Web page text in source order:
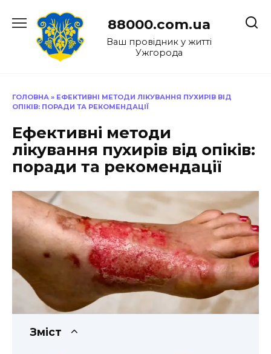
до
88000.com.ua
Ваш провідник у житті
Ужгорода
ГОЛОВНА » ЕФЕКТИВНІ МЕТОДИ ЛІКУВАННЯ ПУХИРІВ ВІД
ОПІКІВ: ПОРАДИ ТА РЕКОМЕНДАЦІЇ
Ефективні методи
лікування пухирів від опіків:
поради та рекомендації
Зміст